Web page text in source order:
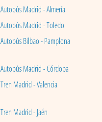
Autobús Madrid - Almería
Autobús Madrid - Toledo
Autobús Bilbao - Pamplona
Autobús Madrid - Córdoba
Tren Madrid - Valencia
Tren Madrid - Jaén